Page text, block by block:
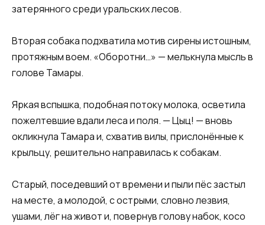
затерянного среди уральских лесов.
Вторая собака подхватила мотив сирены истошным,
протяжным воем. «Оборотни…» — мелькнула мысль в
голове Тамары.
Яркая вспышка, подобная потоку молока, осветила
пожелтевшие вдали леса и поля. — Цыц! — вновь
окликнула Тамара и, схватив вилы, прислонённые к
крыльцу, решительно направилась к собакам.
Старый, поседевший от времени и пыли пёс застыл
на месте, а молодой, с острыми, словно лезвия,
ушами, лёг на живот и, повернув голову набок, косо